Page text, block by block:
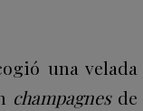
una
champagnesde